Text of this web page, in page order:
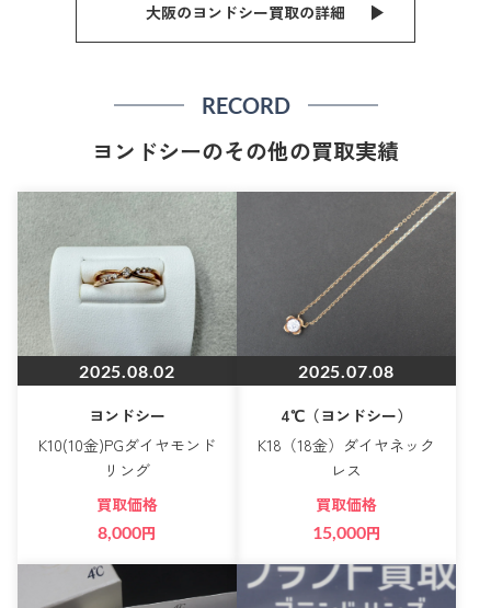
大阪のヨンドシー買取の詳細
RECORD
ヨンドシーのその他の買取実績
2025.08.02
ヨンドシー
K10(10金)PGダイヤモンド
リング
買取価格
8,000円
2025.07.08
4℃（ヨンドシー）
K18（18金）ダイヤネック
レス
買取価格
15,000円